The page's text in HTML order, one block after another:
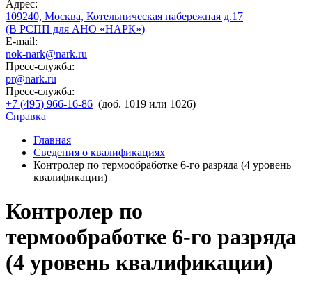
Адрес:
109240, Москва, Котельническая набережная д.17
(В РСПП для АНО «НАРК»)
E-mail:
nok-nark@nark.ru
Пресс-служба:
pr@nark.ru
Пресс-служба:
+7 (495) 966-16-86 (доб. 1019 или 1026)
Справка
Главная
Сведения о квалификациях
Контролер по термообработке 6-го разряда (4 уровень
квалификации)
Контролер по
термообработке 6-го разряда
(4 уровень квалификации)